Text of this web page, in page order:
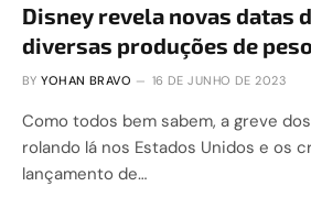
Disney revela novas datas
diversas produções de peso
BY YOHAN BRAVO 16 DE JUNHO DE 2023
Como todos bem sabem, a greve
rolando lá nos Estados Unidos e os
lançamento de…